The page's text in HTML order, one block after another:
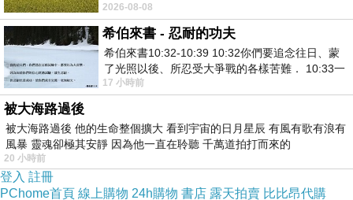
花不少錢，星期一出門上班時，心裡沒有一
2026-08-08
希伯來書 - 忍耐的功夫
希伯來書10:32-10:39 10:32你們要追念往日、蒙
了光照以後、所忍受大爭戰的各樣苦難． 10:33一
面被毀謗、遭患難、成了戲景、叫眾人
17 小時前
被大海路過後
被大海路過後 他的生命整個擴大 看到宇宙的日月星辰 有風有歌有浪有
風暴 靈魂卻極其安靜 因為他一直在聆聽 千萬道拍打而來的
20 小時前
登入 註冊
PChome首頁 線上購物 24h購物 書店 露天拍賣 比比昂代購